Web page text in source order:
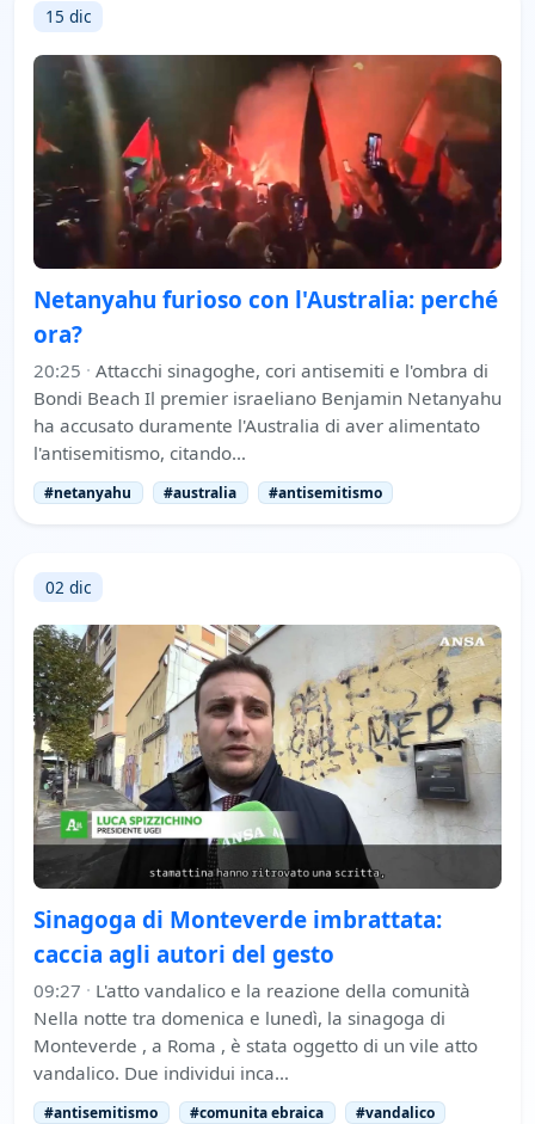
15 dic
Netanyahu furioso con l'Australia: perché
ora?
20:25 · Attacchi sinagoghe, cori antisemiti e l'ombra di
Bondi Beach Il premier israeliano Benjamin Netanyahu
ha accusato duramente l'Australia di aver alimentato
l'antisemitismo, citando…
#netanyahu #australia #antisemitismo
02 dic
Sinagoga di Monteverde imbrattata:
caccia agli autori del gesto
09:27 · L'atto vandalico e la reazione della comunità
Nella notte tra domenica e lunedì, la sinagoga di
Monteverde , a Roma , è stata oggetto di un vile atto
vandalico. Due individui inca…
#antisemitismo #comunita ebraica #vandalico